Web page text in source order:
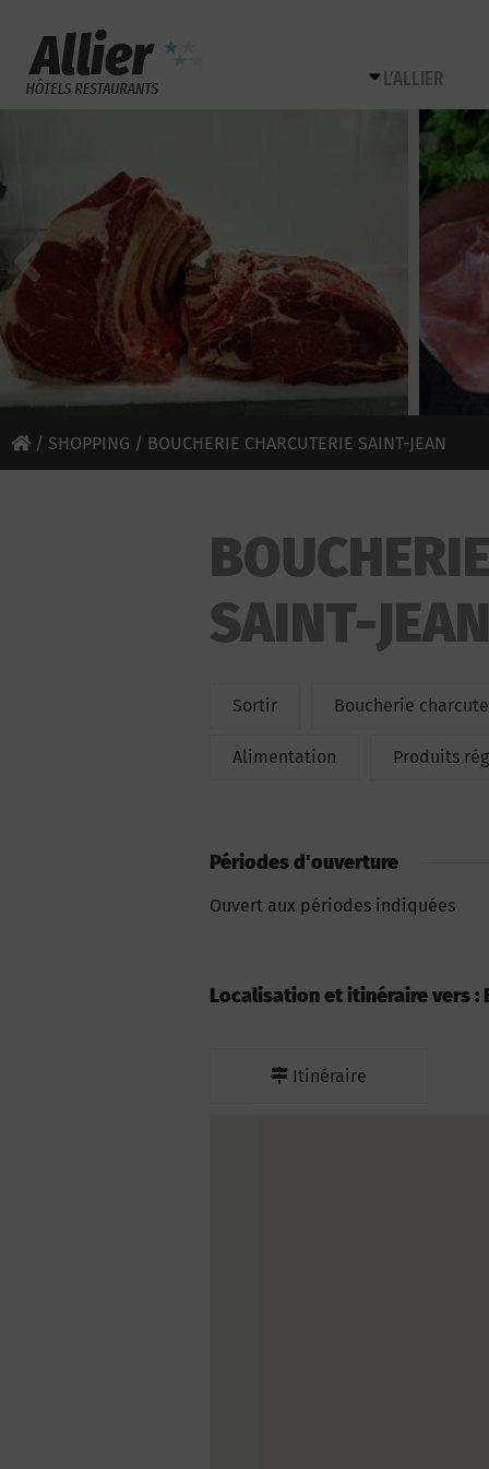
L’ALLIER
/ SHOPPING / BOUCHERIE CHARCUTERIE SAINT-JEAN
SAINT-
Sortir Boucherie
Alimentation Produits
Périodes d'ouverture
Ouvert aux périodes indiquées
Localisation et itinéraire vers :
Itinéraire